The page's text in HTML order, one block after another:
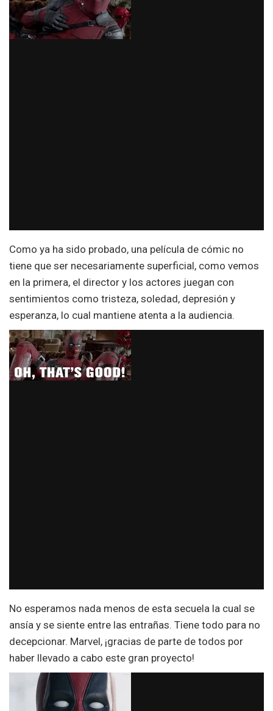
Como ya ha sido probado, una película de cómic no
tiene que ser necesariamente superficial, como vemos
en la primera, el director y los actores juegan con
sentimientos como tristeza, soledad, depresión y
esperanza, lo cual mantiene atenta a la audiencia.
No esperamos nada menos de esta secuela la cual se
ansía y se siente entre las entrañas. Tiene todo para no
decepcionar. Marvel, ¡gracias de parte de todos por
haber llevado a cabo este gran proyecto!